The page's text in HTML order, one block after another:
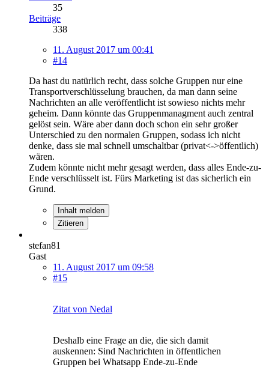
35
Beiträge
338
11. August 2017 um 00:41
#14
Da hast du natürlich recht, dass solche Gruppen nur eine
Transportverschlüsselung brauchen, da man dann seine
Nachrichten an alle veröffentlicht ist sowieso nichts mehr
geheim. Dann könnte das Gruppenmanagment auch zentral
gelöst sein. Wäre aber dann doch schon ein sehr großer
Unterschied zu den normalen Gruppen, sodass ich nicht
denke, dass sie mal schnell umschaltbar (privat<->öffentlich)
wären.
Zudem könnte nicht mehr gesagt werden, dass alles Ende-zu-
Ende verschlüsselt ist. Fürs Marketing ist das sicherlich ein
Grund.
Inhalt melden
Zitieren
stefan81
Gast
11. August 2017 um 09:58
#15
Zitat von Nedal
Deshalb eine Frage an die, die sich damit
auskennen: Sind Nachrichten in öffentlichen
Gruppen bei Whatsapp Ende-zu-Ende